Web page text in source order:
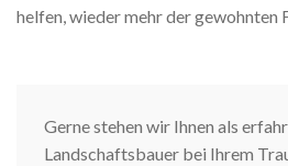
helfen, wieder mehr der gewohnten
Gerne stehen wir Ihnen als
Landschaftsbauer bei Ihrem